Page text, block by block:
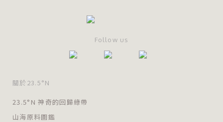
Follow us
關於23.5°N
23.5°N 神奇的回歸綠帶
山海原料圖鑑